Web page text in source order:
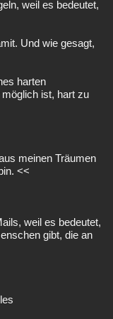
weil es bedeutet,
Und wie gesagt,
harten
ist, hart zu
meinen Träumen
<<
weil es bedeutet,
gibt, die an